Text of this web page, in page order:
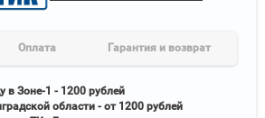
Оплата Гарантия и возврат
в Зоне-1 - 1200 рублей
области - от 1200 рублей